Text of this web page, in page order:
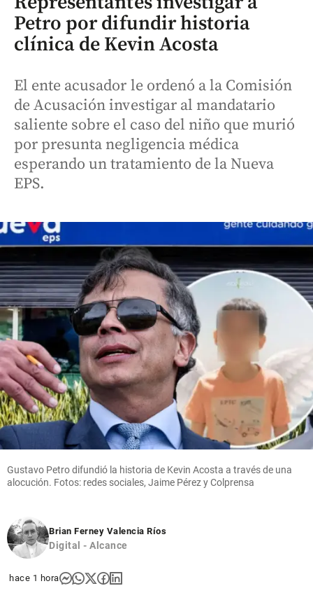
Petro por difundir historia
clínica de Kevin Acosta
El ente acusador le ordenó a la Comisión
de Acusación investigar al mandatario
saliente sobre el caso del niño que murió
por presunta negligencia médica
esperando un tratamiento de la Nueva
EPS.
Gustavo Petro difundió la historia de Kevin Acosta a través de una
alocución. Fotos: redes sociales, Jaime Pérez y Colprensa
Brian Ferney Valencia Ríos
Digital - Alcance
hace 1 hora